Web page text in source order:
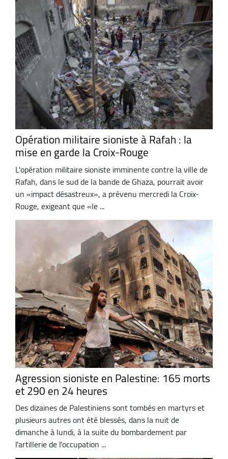
Opération militaire sioniste à Rafah : la
mise en garde la Croix-Rouge
L'opération militaire sioniste imminente contre la ville de
Rafah, dans le sud de la bande de Ghaza, pourrait avoir
un «impact désastreux», a prévenu mercredi la Croix-
Rouge, exigeant que «le ...
Agression sioniste en Palestine: 165 morts
et 290 en 24 heures
Des dizaines de Palestiniens sont tombés en martyrs et
plusieurs autres ont été blessés, dans la nuit de
dimanche à lundi, à la suite du bombardement par
l'artillerie de l'occupation ...